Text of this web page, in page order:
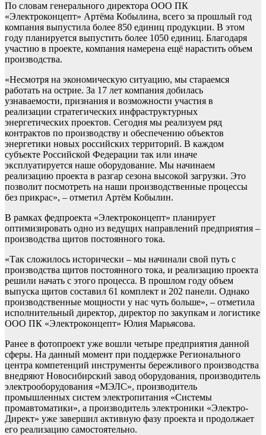
По словам генерального директора ООО ПК
«Электроконцепт» Артёма Кобылина, всего за прошлый год
компания выпустила более 850 единиц продукции. В этом
году планируется выпустить более 1050 единиц. Благодаря
участию в проекте, компания намерена ещё нарастить объем
производства.
«Несмотря на экономическую ситуацию, мы стараемся
работать на острие. За 17 лет компания добилась
узнаваемости, признания и возможности участия в
реализации стратегических инфраструктурных
энергетических проектов. Сегодня мы реализуем ряд
контрактов по производству и обеспечению объектов
энергетики новых российских территорий. В каждом
субъекте Российской Федерации так или иначе
эксплуатируется наше оборудование. Мы начинаем
реализацию проекта в разгар сезона высокой загрузки. Это
позволит посмотреть на наши производственные процессы
без прикрас», – отметил Артём Кобылин.
В рамках федпроекта «Электроконцепт» планирует
оптимизировать одно из ведущих направлений предприятия –
производства щитов постоянного тока.
«Так сложилось исторически – мы начинали свой путь с
производства щитов постоянного тока, и реализацию проекта
решили начать с этого процесса. В прошлом году объем
выпуска щитов составил 61 комплект и 202 панели. Однако
производственные мощности у нас чуть больше», – отметила
исполнительный директор, директор по закупкам и логистике
ООО ПК «Электроконцепт» Юлия Марьясова.
Ранее в фотопроект уже вошли четыре предприятия данной
сферы. На данный момент при поддержке Регионального
центра компетенций инструменты бережливого производства
внедряют Новосибирский завод оборудования, производитель
электрооборудования «МЭЛС», производитель
промышленных систем электропитания «Системы
промавтоматики», а производитель электроники «Электро-
Директ» уже завершил активную фазу проекта и продолжает
его реализацию самостоятельно.